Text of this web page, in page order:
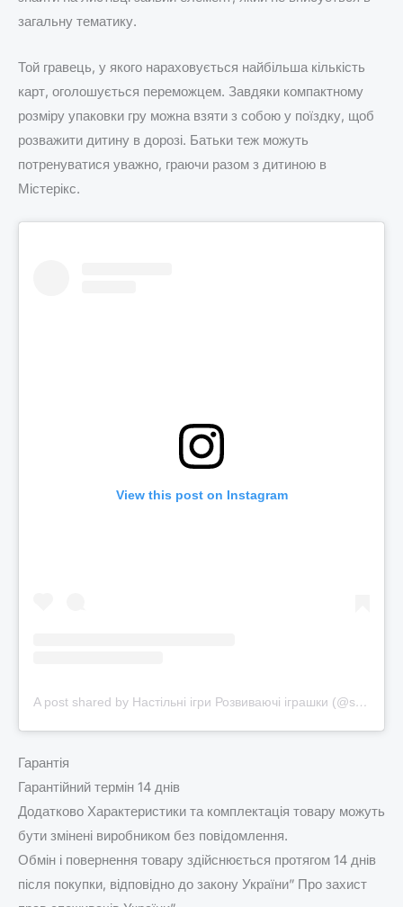
загальну тематику.
Той гравець, у якого нараховується найбільша кількість
карт, оголошується переможцем. Завдяки компактному
розміру упаковки гру можна взяти з собою у поїздку, щоб
розважити дитину в дорозі. Батьки теж можуть
потренуватися уважно, граючи разом з дитиною в
Містерікс.
View this post on Instagram
A post shared by Настільні ігри Розвиваючі іграшки (@smart_start_kids)
Гарантія
Гарантійний термін 14 днів
Додатково Характеристики та комплектація товару можуть
бути змінені виробником без повідомлення.
Обмін і повернення товару здійснюється протягом 14 днів
після покупки, відповідно до закону України” Про захист